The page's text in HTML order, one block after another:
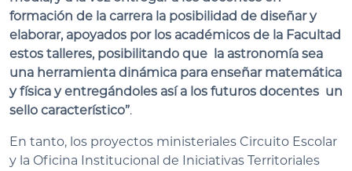
formación de la carrera la posibilidad de diseñar y
elaborar, apoyados por los académicos de la Facultad
estos talleres, posibilitando que la astronomía sea
una herramienta dinámica para enseñar matemática
y física y entregándoles así a los futuros docentes un
sello característico”.
En tanto, los proyectos ministeriales Circuito Escolar
y la Oficina Institucional de Iniciativas Territoriales